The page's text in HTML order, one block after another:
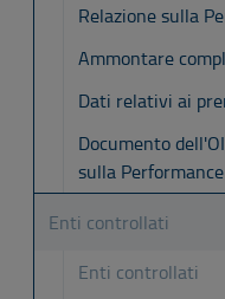
Relazione sulla
Ammontare
Dati relativi ai
Documento
sulla Performance
Enti controllati
Enti controllati